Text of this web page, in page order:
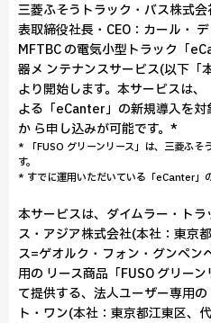
三菱ふそうトラック・バス株式
表取締役社長・CEO：カール・
MFTBC の電気小型トラック「
器メ ンテナンスサービス(以下
より開始します。本サービスは
よる「eCanter」の新規導入を
か ら申し込みが可能です。*
* 「FUSO グリーンリース」は、三菱ふそ
す。
* すでに運用いただいている「eCanter」
本サービスは、ダイムラー・ト
ス・アジア株式会社(本社：東京
ス=ゲオルク・フォン・グンペ
用の リース商品「FUSO グリー
て提供する、法人ユーザー専用
ト・ワン(本社：東京都江東区、